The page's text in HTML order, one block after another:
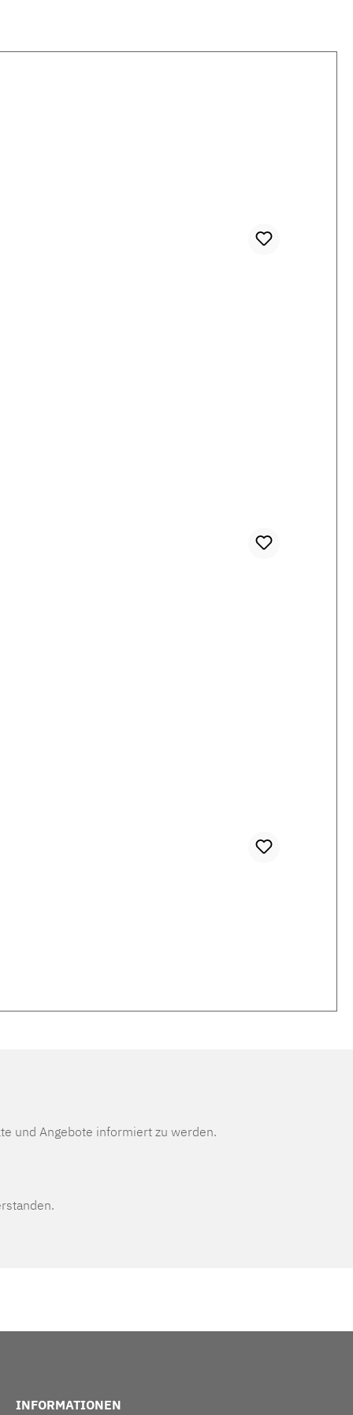
und Angebote informiert zu werden.
INFORMATIONEN